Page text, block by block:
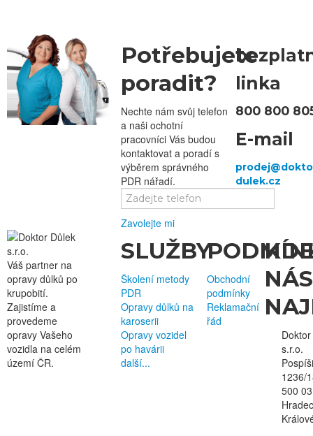
Potřebujete
poradit?
Nechte nám svůj telefon
a naši ochotní
pracovníci Vás budou
kontaktovat a poradí s
výběrem správného
PDR nářadí.
Zavolejte mi
linka
800 800
E-mail
Váš partner na
opravy důlků po
krupobití.
Zajistíme a
provedeme
opravy Vašeho
vozidla na celém
území ČR.
SLUŽBY
Školení metody
PDR
Opravy důlků na
karoserii
Opravy vozidel
po havárii
další...
Obchodní
podmínky
Reklamační
řád
KDE
NÁS
s.r.o.
1236/
500 03
Hradec